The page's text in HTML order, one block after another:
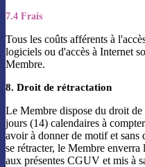
7.4 Frais
Tous les coûts afférents à
logiciels ou d'accès à Internet
Membre.
8. Droit de rétractation
Le Membre dispose du droit
jours (14) calendaires à
avoir à donner de motif et sans
se rétracter, le Membre
aux présentes CGUV et mis à